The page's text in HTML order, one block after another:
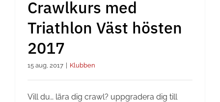
Crawlkurs med
Triathlon Väst hösten
2017
15 aug, 2017 Klubben
Vill du… lära dig crawl? uppgradera dig till